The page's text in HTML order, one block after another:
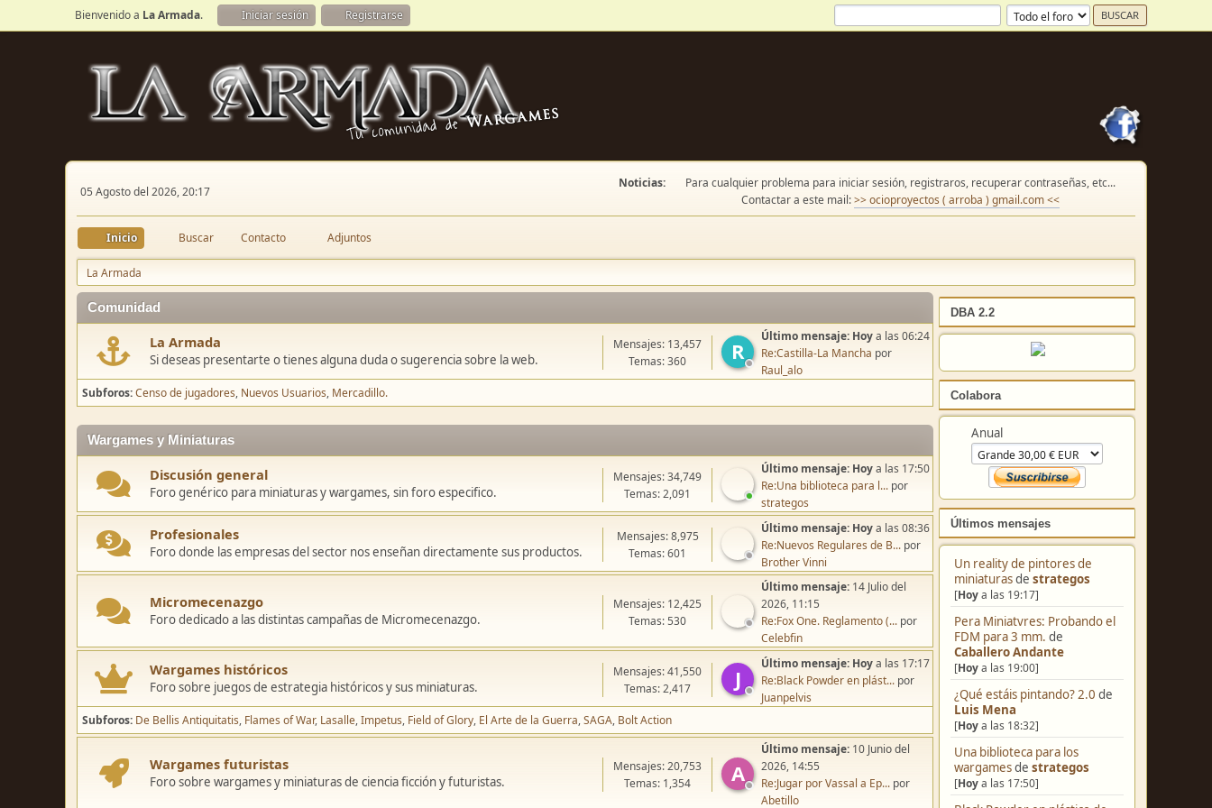
Bienvenido a La Armada. Iniciar sesión Registrarse
05 Agosto del 2026, 20:17
Noticias:
Para cualquier problema para iniciar sesión, registraros, recuperar contraseñas, etc...
Contactar a este mail:>> ocioproyectos ( arroba ) gmail.com <<
Inicio Buscar Contacto Adjuntos
La Armada
DBA 2.2
Colabora
Anual
Últimos mensajes
Un reality de pintores de
miniaturasdestrategos
[Hoya las 19:17]
Pera Miniatvres: Probando el
FDM para 3 mm.de
Caballero Andante
[Hoya las 19:00]
¿Qué estáis pintando? 2.0
Luis Mena
[ Hoy a las 18:32]
Una biblioteca para los
wargamesdestrategos
[Hoya las 17:50]
Comunidad
R
La Armada
Si deseas presentarte o tienes alguna duda o sugerencia sobre la web.
Mensajes: 13,457
Temas: 360
Último mensaje: Hoya las 06:24
Re:Castilla-La Mancha por
Raul_alo
Subforos Censo de jugadores Nuevos Usuarios Mercadillo.
Wargames y Miniaturas
Discusión general
Foro genérico para miniaturas y wargames, sin foro especifico.
Mensajes: 34,749
Temas: 2,091
Último mensaje: Hoya las 17:50
Re:Una biblioteca para l... por
strategos
Profesionales
Foro donde las empresas del sector nos enseñan directamente sus productos.
Mensajes: 8,975
Temas: 601
Último mensaje: Hoya las 08:36
Re:Nuevos Regulares de B... por
Brother Vinni
Micromecenazgo
Foro dedicado a las distintas campañas de Micromecenazgo.
Mensajes: 12,425
Temas: 530
Último mensaje: 14 Julio del
2026, 11:15
Re:Fox One. Reglamento (... por
Celebfin
J
Wargames históricos
Foro sobre juegos de estrategia históricos y sus miniaturas.
Mensajes: 41,550
Temas: 2,417
Último mensaje: Hoya las 17:17
Re:Black Powder en plást... por
Juanpelvis
Subforos De Bellis Antiquitatis Flames of War Lasalle Impetus Field of Glory El Arte de la Guerra SAGA Bolt Action
A
Wargames futuristas
Foro sobre wargames y miniaturas de ciencia ficción y futuristas.
Mensajes: 20,753
Temas: 1,354
Último mensaje: 10 Junio del
2026, 14:55
Re:Jugar por Vassal a Ep... por
Abetillo